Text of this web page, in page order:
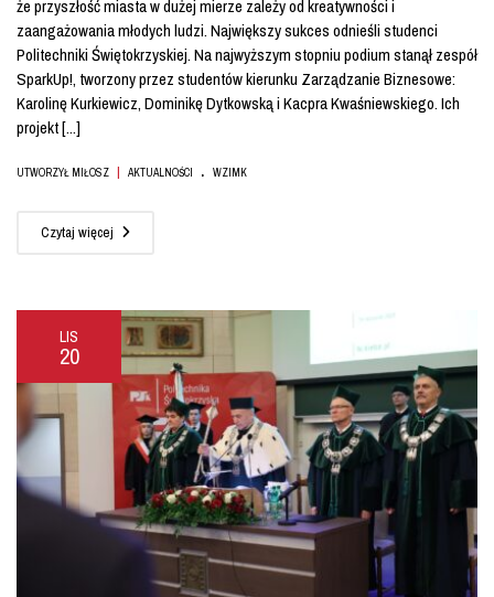
że przyszłość miasta w dużej mierze zależy od kreatywności i
zaangażowania młodych ludzi. Największy sukces odnieśli studenci
Politechniki Świętokrzyskiej. Na najwyższym stopniu podium stanął zespół
SparkUp!, tworzony przez studentów kierunku Zarządzanie Biznesowe:
Karolinę Kurkiewicz, Dominikę Dytkowską i Kacpra Kwaśniewskiego. Ich
projekt [...]
UTWORZYŁ MIŁOSZ | AKTUALNOŚCI . WZIMK
Czytaj więcej
LIS
20